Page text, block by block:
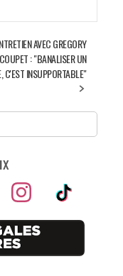
AVEC GREGORY
COUPET : "BANALISER UN
C'EST INSUPPORTABLE"